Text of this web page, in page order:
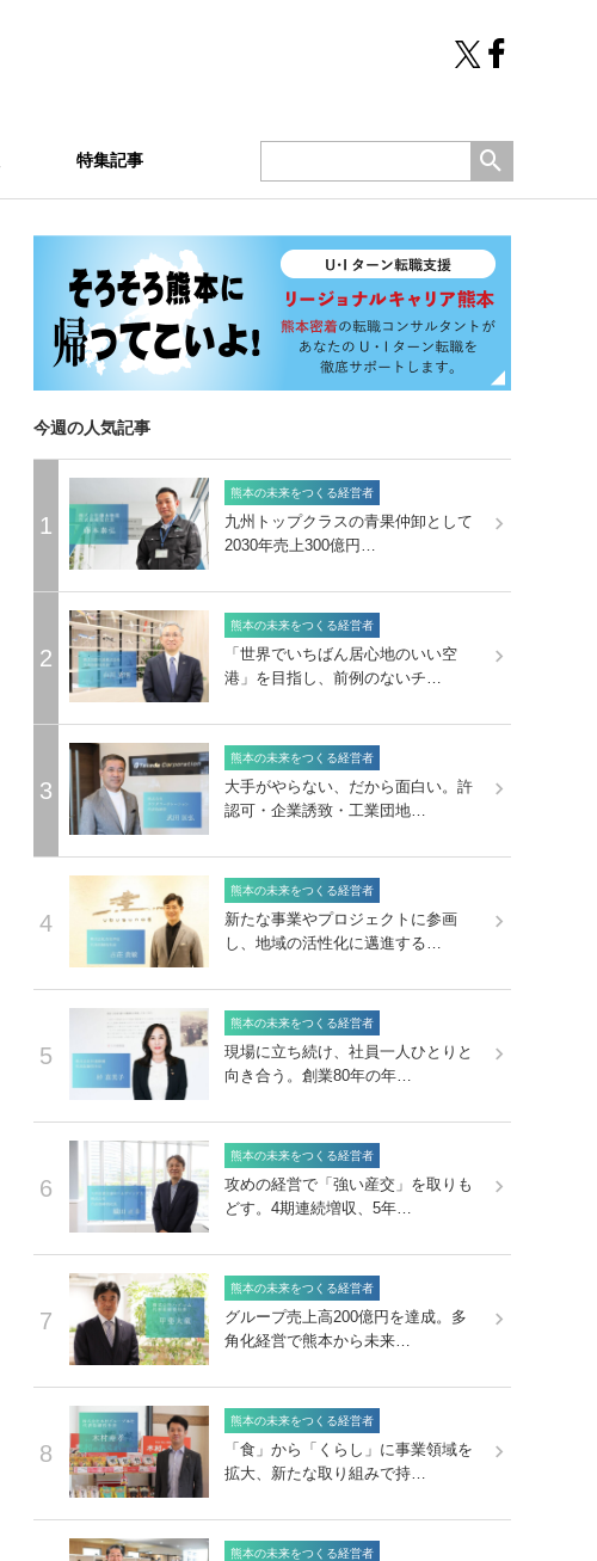
特集記事
今週の人気記事
1
熊本の未来をつくる経営者
九州トップクラスの青果仲卸として
2030年売上300億円…
2
熊本の未来をつくる経営者
「世界でいちばん居心地のいい空
港」を目指し、前例のないチ…
3
熊本の未来をつくる経営者
大手がやらない、だから面白い。許
認可・企業誘致・工業団地…
4
熊本の未来をつくる経営者
新たな事業やプロジェクトに参画
し、地域の活性化に邁進する…
5
熊本の未来をつくる経営者
現場に立ち続け、社員一人ひとりと
向き合う。創業80年の年…
6
熊本の未来をつくる経営者
攻めの経営で「強い産交」を取りも
どす。4期連続増収、5年…
7
熊本の未来をつくる経営者
グループ売上高200億円を達成。多
角化経営で熊本から未来…
8
熊本の未来をつくる経営者
「食」から「くらし」に事業領域を
拡大、新たな取り組みで持…
熊本の未来をつくる経営者